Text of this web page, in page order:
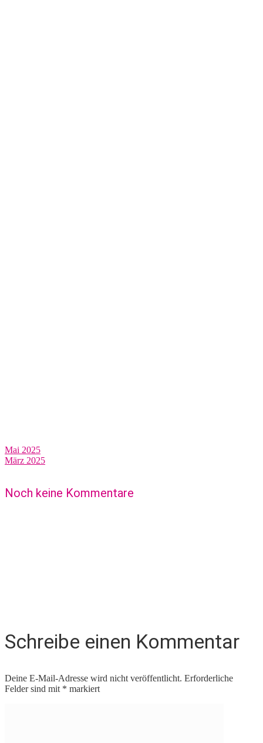
Mai 2025
März 2025
Noch keine Kommentare
Schreibe einen Kommentar
Deine E-Mail-Adresse wird nicht veröffentlicht. Erforderliche
Felder sind mit * markiert